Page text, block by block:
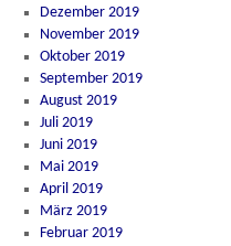
Dezember 2019
November 2019
Oktober 2019
September 2019
August 2019
Juli 2019
Juni 2019
Mai 2019
April 2019
März 2019
Februar 2019